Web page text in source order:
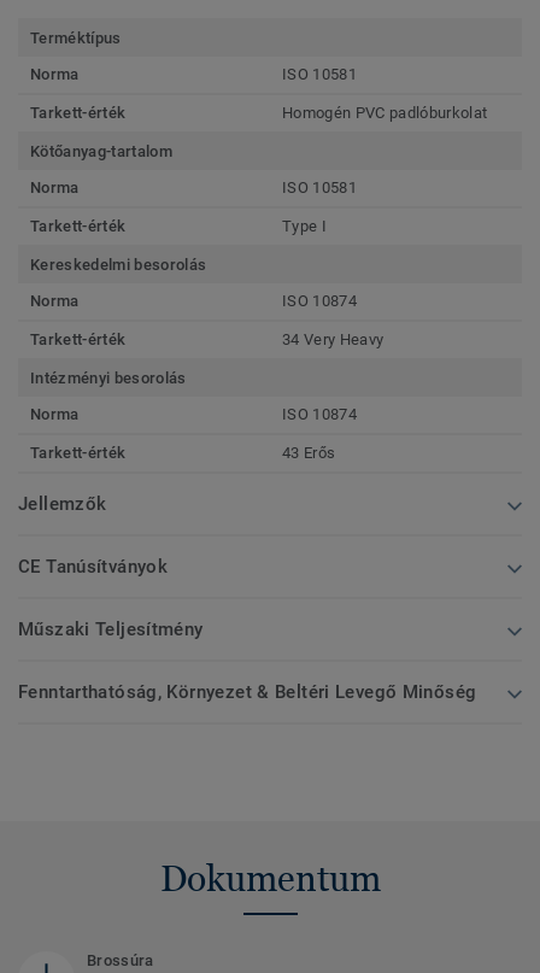
Terméktípus
Norma
ISO 10581
Tarkett-érték Homogén PVC padlóburkolat
Kötőanyag-tartalom
Norma
ISO 10581
Tarkett-érték Type I
Kereskedelmi besorolás
Norma
ISO 10874
Tarkett-érték 34 Very Heavy
Intézményi besorolás
Norma
ISO 10874
Tarkett-érték 43 Erős
Jellemzők
CE Tanúsítványok
Műszaki Teljesítmény
Fenntarthatóság, Környezet & Beltéri Levegő Minőség
Dokumentum
Brossúra